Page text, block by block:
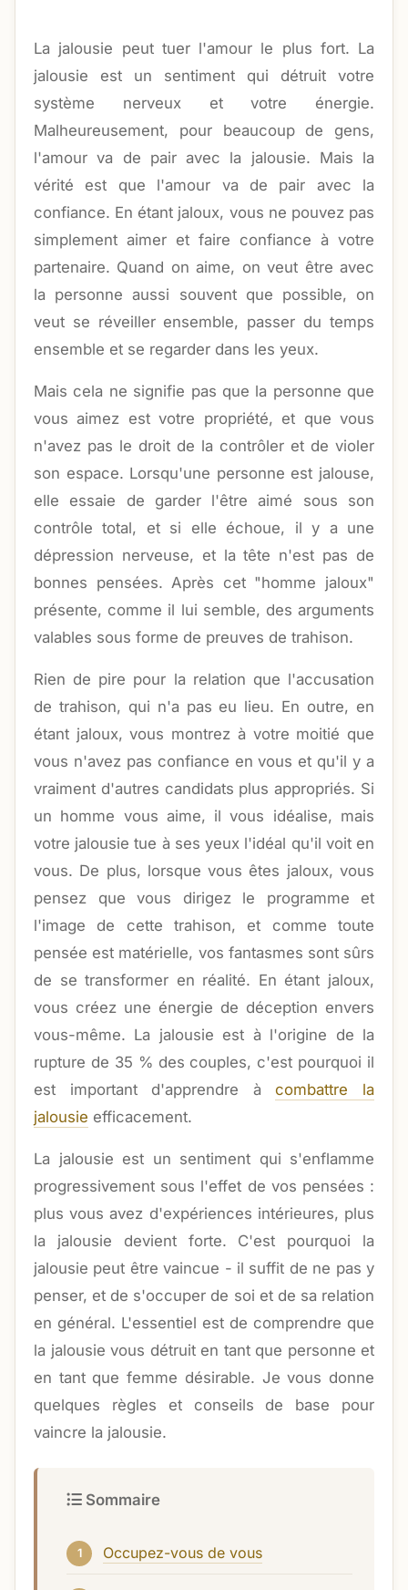
La jalousie peut tuer l'amour le plus fort. La
jalousie est un sentiment qui détruit votre
système nerveux et votre énergie.
Malheureusement, pour beaucoup de gens,
l'amour va de pair avec la jalousie. Mais la
vérité est que l'amour va de pair avec la
confiance. En étant jaloux, vous ne pouvez pas
simplement aimer et faire confiance à votre
partenaire. Quand on aime, on veut être avec
la personne aussi souvent que possible, on
veut se réveiller ensemble, passer du temps
ensemble et se regarder dans les yeux.
Mais cela ne signifie pas que la personne que
vous aimez est votre propriété, et que vous
n'avez pas le droit de la contrôler et de violer
son espace. Lorsqu'une personne est jalouse,
elle essaie de garder l'être aimé sous son
contrôle total, et si elle échoue, il y a une
dépression nerveuse, et la tête n'est pas de
bonnes pensées. Après cet "homme jaloux"
présente, comme il lui semble, des arguments
valables sous forme de preuves de trahison.
Rien de pire pour la relation que l'accusation
de trahison, qui n'a pas eu lieu. En outre, en
étant jaloux, vous montrez à votre moitié que
vous n'avez pas confiance en vous et qu'il y a
vraiment d'autres candidats plus appropriés. Si
un homme vous aime, il vous idéalise, mais
votre jalousie tue à ses yeux l'idéal qu'il voit en
vous. De plus, lorsque vous êtes jaloux, vous
pensez que vous dirigez le programme et
l'image de cette trahison, et comme toute
pensée est matérielle, vos fantasmes sont sûrs
de se transformer en réalité. En étant jaloux,
vous créez une énergie de déception envers
vous-même. La jalousie est à l'origine de la
rupture de 35 % des couples, c'est pourquoi il
est important d'apprendre àcombattre la
jalousie efficacement.
La jalousie est un sentiment qui s'enflamme
progressivement sous l'effet de vos pensées :
plus vous avez d'expériences intérieures, plus
la jalousie devient forte. C'est pourquoi la
jalousie peut être vaincue - il suffit de ne pas y
penser, et de s'occuper de soi et de sa relation
en général. L'essentiel est de comprendre que
la jalousie vous détruit en tant que personne et
en tant que femme désirable. Je vous donne
quelques règles et conseils de base pour
vaincre la jalousie.
Sommaire
Occupez-vous de vous